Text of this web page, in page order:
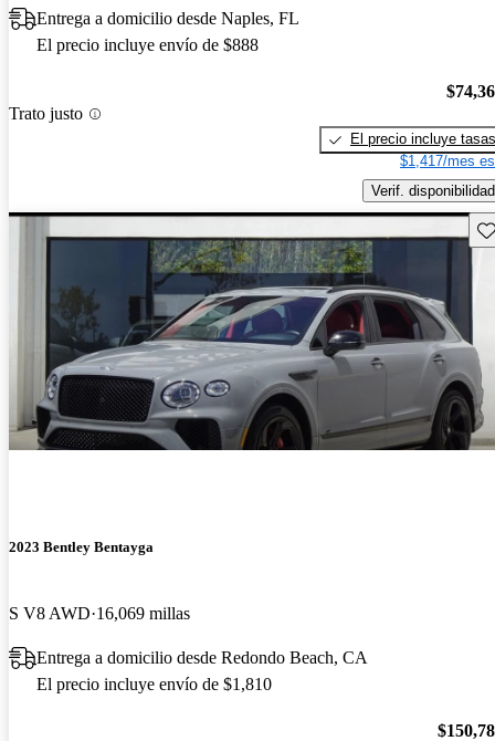
Entrega a domicilio desde Naples, FL
El precio incluye envío de $888
Trato justo
El precio incluye tasas
$1,417/mes
Verif. disponibilidad
2023 Bentley Bentayga
S V8 AWD 16,069 millas
Entrega a domicilio desde Redondo Beach, CA
El precio incluye envío de $1,810